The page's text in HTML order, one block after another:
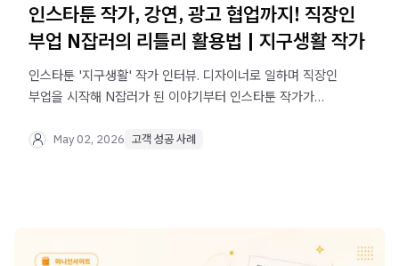
인스타툰 작가, 강연, 광고 협업까지! 직장인
부업 N잡러의 리틀리 활용법 | 지구생활 작가
인스타툰 '지구생활' 작가 인터뷰. 디자이너로 일하며 직장인
부업을 시작해 N잡러가 된 이야기부터 인스타툰 작가가
솔직한 조언까지 한 번에 만나보세요.
May 02, 2026 고객 성공 사례